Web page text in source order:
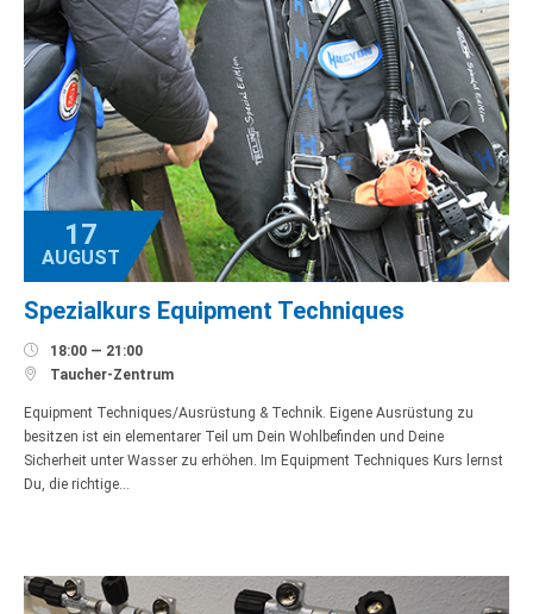
17
AUGUST
Spezialkurs Equipment Techniques
 18:00 — 21:00
 Taucher-Zentrum
Equipment Techniques/Ausrüstung & Technik. Eigene Ausrüstung zu
besitzen ist ein elementarer Teil um Dein Wohlbefinden und Deine
Sicherheit unter Wasser zu erhöhen. Im Equipment Techniques Kurs lernst
Du, die richtige…